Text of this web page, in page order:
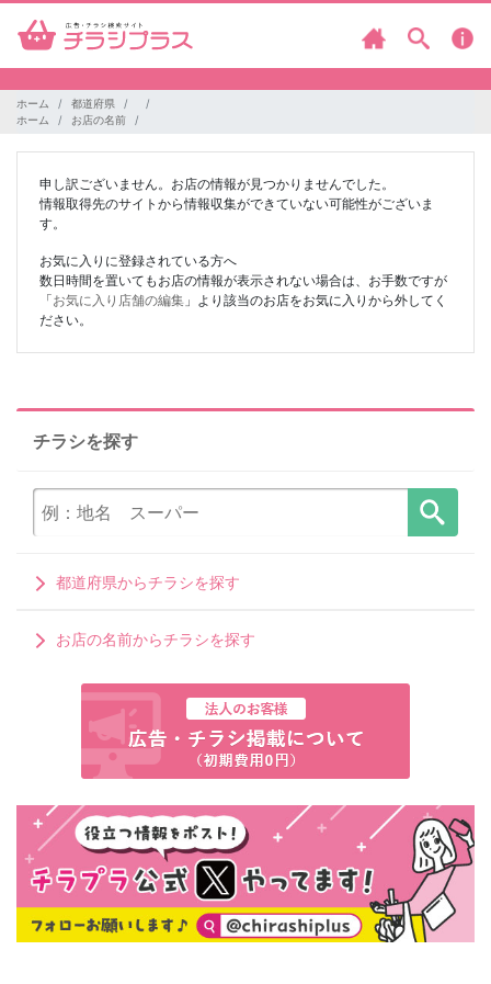
ホーム
都道府県
ホーム
お店の名前
申し訳ございません。お店の情報が見つかりませんでした。
情報取得先のサイトから情報収集ができていない可能性がございま
す。
お気に入りに登録されている方へ
数日時間を置いてもお店の情報が表示されない場合は、お手数ですが
「お気に入り店舗の編集 」より該当のお店をお気に入りから外してく
ださい。
チラシを探す
都道府県からチラシを探す
お店の名前からチラシを探す